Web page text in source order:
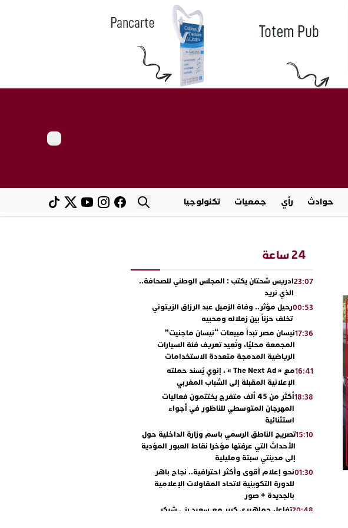
حوادث رأي جمعيات تكنولوجيا
24 ساعة
23:07ادريس شحتان يكتب : المجلس الوطني للصحافة..
الذي نريد
00:53رحيل مؤثر.. وفاة الزميل عبد الرزاق الزيتوني
تخلف حزناً بين زملائه ومحبيه
17:36نيسان مصر تبدأ مبيعات “نيسان ماجنيت”
المجمعة محليًا، وتُعِيد تعريف فئة السيارات
الرياضية المدمجة متعددة الاستخدامات
16:41
مع « The Next Ad » ، إنوي يُسند حملته
الإعلانية المقبلة إلى الشباب المغربي
18:38
أكثر من 45 ألف متفرج يختتمون فعاليات
المهرجان المتوسطي للناظور في أجواء
استثنائية
15:10تصريح الناطق الرسمي باسم وزارة الداخلية حول
الأحداث التي عرفتها مؤخرا نقاط العبور المؤدية
إلى مدينتي سبتة ومليلية
01:30نحو إعلام أقوى وأكثر احترافية.. نجاح باهر
للدورة التكوينية لاتحاد المقاولات الإعلامية
بالجديدة + صور
20:48تفاعل جماهيري كبير مع سعيد بني شيكر